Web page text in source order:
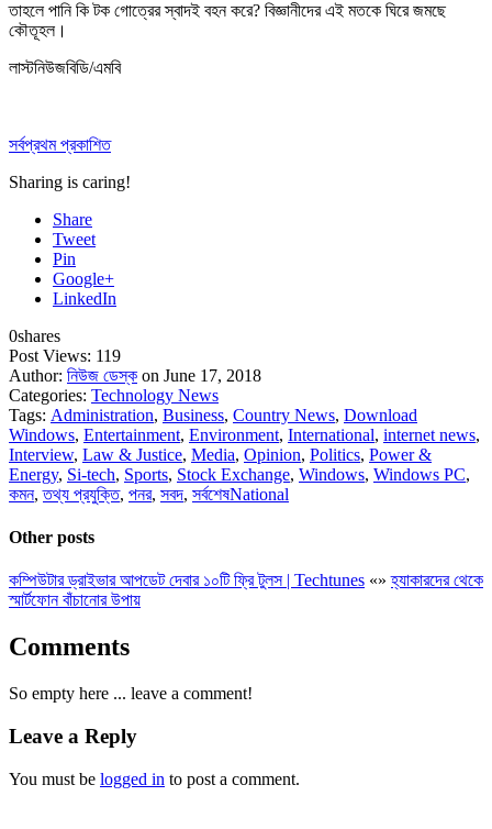
তাহলে পানি কি টক গোত্রের স্বাদই বহন করে? বিজ্ঞানীদের এই মতকে ঘিরে জমছে
কৌতূহল।
লাস্টনিউজবিডি/এমবি
সর্বপ্রথম প্রকাশিত
Sharing is caring!
Share
Tweet
Pin
Google+
LinkedIn
0shares
Post Views: 119
Author: নিউজ ডেস্ক on June 17, 2018
Categories: Technology News
Tags: Administration, Business, Country News, Download
Windows, Entertainment, Environment, International, internet news,
Interview, Law & Justice, Media, Opinion, Politics, Power &
Energy, Si-tech, Sports, Stock Exchange, Windows, Windows PC,
কমন,তথ্য প্রযুক্তি, পনর, সবদ, সর্বশেষNational
Other posts
কম্পিউটার ড্রাইভার আপডেট দেবার ১০টি ফ্রি টুলস | Techtunes «»হ্যাকারদের থেকে
স্মার্টফোন বাঁচানোর উপায়
Comments
So empty here ... leave a comment!
Leave a Reply
You must be logged in to post a comment.